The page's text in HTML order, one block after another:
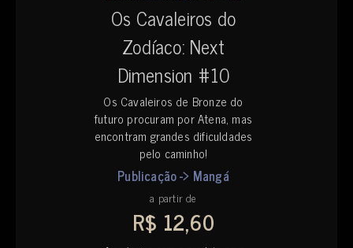
Os Cavaleiros do
Zodíaco: Next
Dimension #10
Os Cavaleiros de Bronze do
futuro procuram por Atena, mas
encontram grandes dificuldades
pelo caminho!
Publicação -> Mangá
a partir de
R$ 12,60